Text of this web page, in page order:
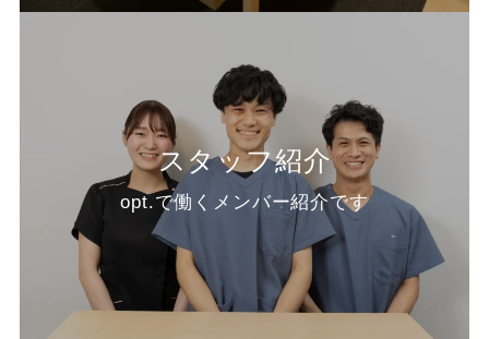
スタッフ紹介
opt.で働くメンバー紹介です